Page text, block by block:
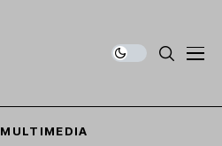
MULTIMEDIA